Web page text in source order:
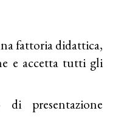
fattoria didattica,
e accetta tutti gli
presentazione